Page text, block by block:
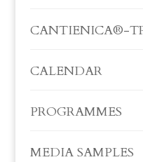
CANTIENICA®-
CALENDAR
PROGRAMMES
MEDIA SAMPLES